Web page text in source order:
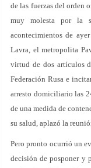
de las fuerzas del orden
muy molesta por la
acontecimientos de
Lavra, el metropolita
virtud de dos artículos
Federación Rusa e
arresto domiciliario las
de una medida de
su salud, aplazó la
Pero pronto ocurrió un
decisión de posponer y